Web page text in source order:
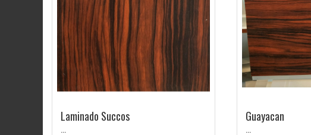
Laminado Succos Guayacan